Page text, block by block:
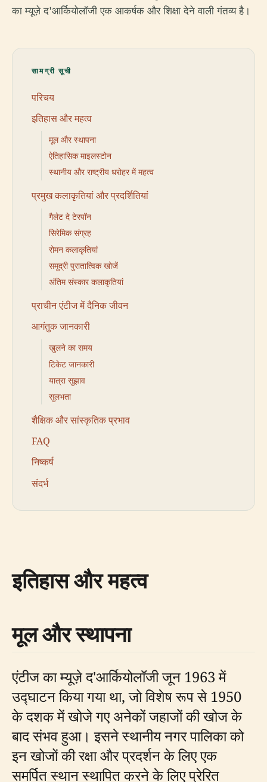
का म्यूज़े द'आर्कियोलॉजी एक आकर्षक और शिक्षा देने वाली गंतव्य है।
सामग्री सूची
परिचय
इतिहास और महत्व
मूल और स्थापना
ऐतिहासिक माइलस्टोन
स्थानीय और राष्ट्रीय धरोहर में महत्व
प्रमुख कलाकृतियां और प्रदर्शितियां
गैलेट दे टेरपॉन
सिरेमिक संग्रह
रोमन कलाकृतियां
समुद्री पुरातात्विक खोजें
अंतिम संस्कार कलाकृतियां
प्राचीन एंटीज में दैनिक जीवन
आगंतुक जानकारी
खुलने का समय
टिकेट जानकारी
यात्रा सुझाव
सुलभता
शैक्षिक और सांस्कृतिक प्रभाव
FAQ
निष्कर्ष
संदर्भ
इतिहास और महत्व
मूल और स्थापना
एंटीज का म्यूज़े द'आर्कियोलॉजी जून 1963 में
उद्घाटन किया गया था, जो विशेष रूप से 1950
के दशक में खोजे गए अनेकों जहाजों की खोज के
बाद संभव हुआ। इसने स्थानीय नगर पालिका को
इन खोजों की रक्षा और प्रदर्शन के लिए एक
समर्पित स्थान स्थापित करने के लिए प्रेरित